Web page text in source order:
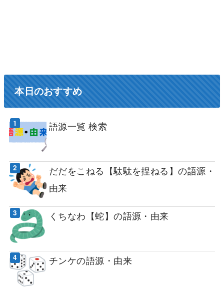
本日のおすすめ
語源一覧 検索
だだをこねる【駄駄を捏ねる】の語源・
由来
くちなわ【蛇】の語源・由来
チンケの語源・由来